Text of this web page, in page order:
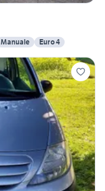
Manuale Euro 4